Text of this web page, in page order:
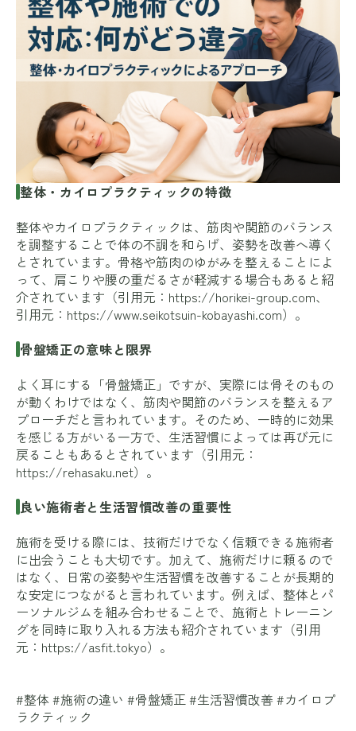
整体・カイロプラクティックの特徴
整体やカイロプラクティックは、筋肉や関節のバランス
を調整することで体の不調を和らげ、姿勢を改善へ導く
とされています。骨格や筋肉のゆがみを整えることによ
って、肩こりや腰の重だるさが軽減する場合もあると紹
介されています（引用元： https://horikei-group.com、
引用元： https://www.seikotsuin-kobayashi.com）。
骨盤矯正の意味と限界
よく耳にする「骨盤矯正」ですが、実際には骨そのもの
が動くわけではなく、筋肉や関節のバランスを整えるア
プローチだと言われています。そのため、一時的に効果
を感じる方がいる一方で、生活習慣によっては再び元に
戻ることもあるとされています（引用元：
https://rehasaku.net）。
良い施術者と生活習慣改善の重要性
施術を受ける際には、技術だけでなく信頼できる施術者
に出会うことも大切です。加えて、施術だけに頼るので
はなく、日常の姿勢や生活習慣を改善することが長期的
な安定につながると言われています。例えば、整体とパ
ーソナルジムを組み合わせることで、施術とトレーニン
グを同時に取り入れる方法も紹介されています（引用
元： https://asfit.tokyo）。
#整体 #施術の違い #骨盤矯正 #生活習慣改善 #カイロプ
ラクティック